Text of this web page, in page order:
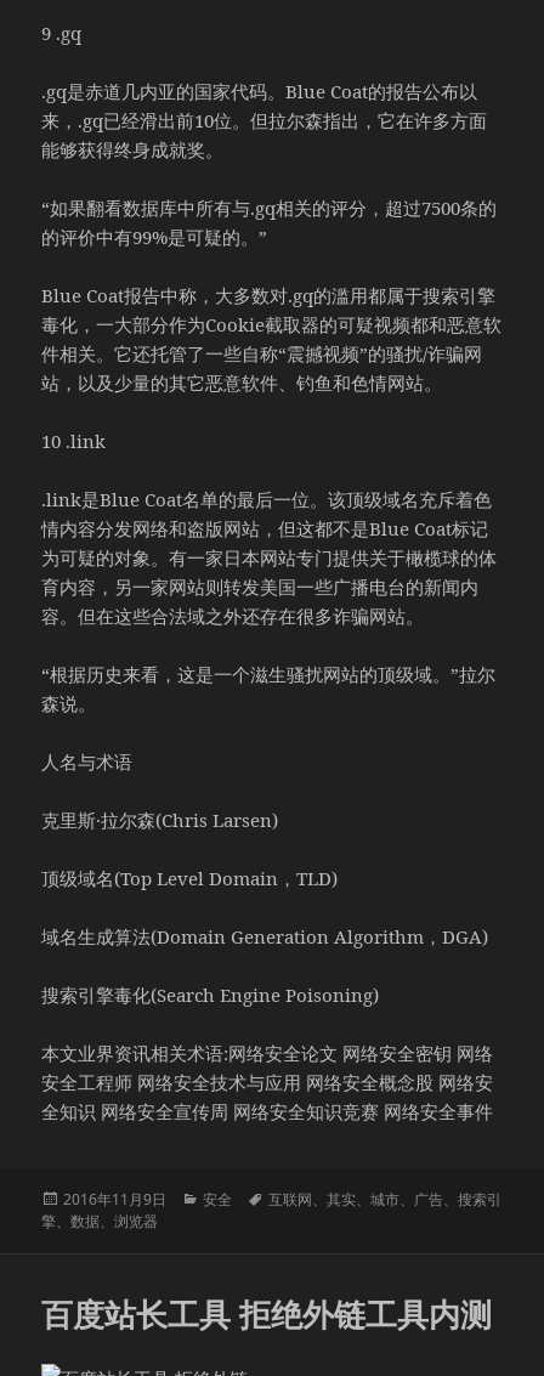
9 .gq
.gq是赤道几内亚的国家代码。Blue Coat的报告公布以
来，.gq已经滑出前10位。但拉尔森指出，它在许多方面
能够获得终身成就奖。
“如果翻看数据库中所有与.gq相关的评分，超过7500条的
的评价中有99%是可疑的。”
Blue Coat报告中称，大多数对.gq的滥用都属于搜索引擎
毒化，一大部分作为Cookie截取器的可疑视频都和恶意软
件相关。它还托管了一些自称“震撼视频”的骚扰/诈骗网
站，以及少量的其它恶意软件、钓鱼和色情网站。
10 .link
.link是Blue Coat名单的最后一位。该顶级域名充斥着色
情内容分发网络和盗版网站，但这都不是Blue Coat标记
为可疑的对象。有一家日本网站专门提供关于橄榄球的体
育内容，另一家网站则转发美国一些广播电台的新闻内
容。但在这些合法域之外还存在很多诈骗网站。
“根据历史来看，这是一个滋生骚扰网站的顶级域。”拉尔
森说。
人名与术语
克里斯·拉尔森(Chris Larsen)
顶级域名(Top Level Domain，TLD)
域名生成算法(Domain Generation Algorithm，DGA)
搜索引擎毒化(Search Engine Poisoning)
本文业界资讯相关术语:网络安全论文 网络安全密钥 网络
安全工程师 网络安全技术与应用 网络安全概念股 网络安
全知识 网络安全宣传周 网络安全知识竞赛 网络安全事件
发
布
2016年11月9日
分
安全
标
互联网、其实、城市、 广告、搜索引
擎、数据、浏览器
百度站长工具 拒绝外链工具内测